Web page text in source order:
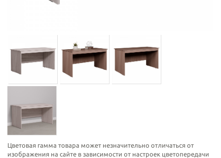
Цветовая гамма товара может незначительно отличаться от
изображения на сайте в зависимости от настроек цветопередачи